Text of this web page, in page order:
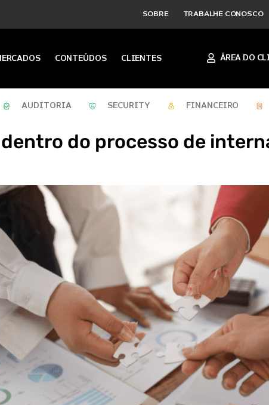
SOBRE TRABALHE CONOSCO
CONTEÚDOS CLIENTES ÁREA DO
AUDITORIA SECURITY FINANCEIRO
do processo de